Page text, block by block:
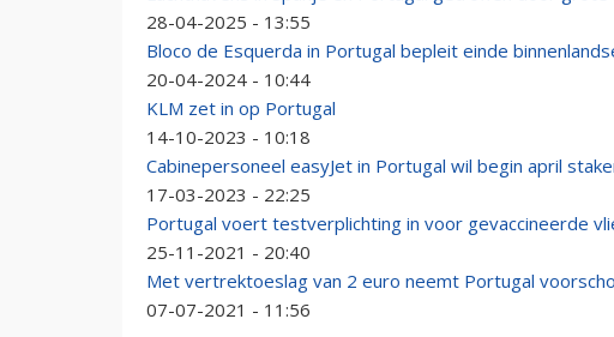
28-04-2025 - 13:55
Bloco de Esquerda in Portugal bepleit einde
20-04-2024 - 10:44
KLM zet in op Portugal
14-10-2023 - 10:18
Cabinepersoneel easyJet in Portugal wil begin april
17-03-2023 - 22:25
Portugal voert testverplichting in voor gevaccineerde
25-11-2021 - 20:40
Met vertrektoeslag van 2 euro neemt Portugal
07-07-2021 - 11:56